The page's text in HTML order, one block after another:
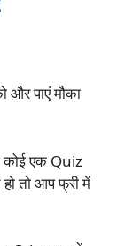
पाएं मौका
कोई एक Quiz
तो आप फ्री में